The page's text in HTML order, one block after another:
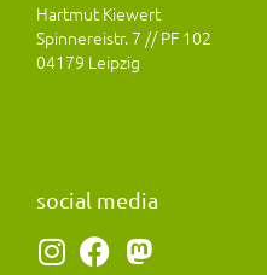
Hartmut Kiewert
Spinnereistr. 7 // PF 102
04179 Leipzig
social media
I
F
M